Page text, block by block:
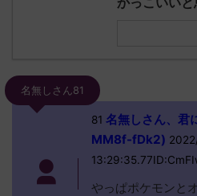
名無しさん81
81 名無しさん、君
MM8f-fDk2)
やっぱポケモンと